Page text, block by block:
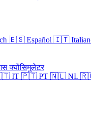
🇪🇸 Español 🇮🇹
क्योंसिमुलेटर
IT 🇵🇹 PT 🇳🇱 NL